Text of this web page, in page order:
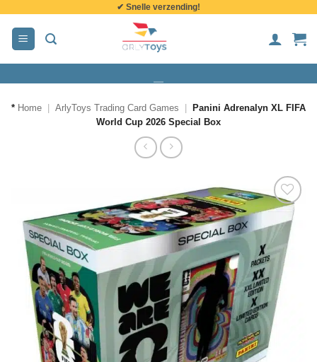
inhoud
✔ Snelle verzending!
* Home ArlyToys Trading Card Games
Panini Adrenalyn XL FIFA
World Cup 2026 Special Box